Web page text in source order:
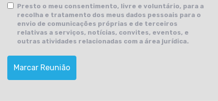
Presto o meu consentimento, livre e voluntário, para a
recolha e tratamento dos meus dados pessoais para o
envio de comunicações próprias e de terceiros
relativas a serviços, notícias, convites, eventos, e
outras atividades relacionadas com a área jurídica.
Marcar Reunião